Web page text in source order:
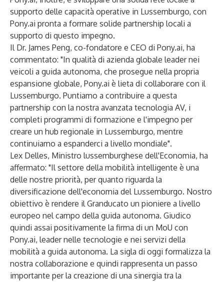
supporto delle capacità operative in Lussemburgo, con
Pony.ai pronta a formare solide partnership locali a
supporto di questo impegno.
Il Dr. James Peng, co-fondatore e CEO di Pony.ai, ha
commentato: "In qualità di azienda globale leader nei
veicoli a guida autonoma, che prosegue nella propria
espansione globale, Pony.ai è lieta di collaborare con il
Lussemburgo. Puntiamo a contribuire a questa
partnership con la nostra avanzata tecnologia AV, i
completi programmi di formazione e l'impegno per
creare un hub regionale in Lussemburgo, mentre
continuiamo a espanderci a livello mondiale".
Lex Delles, Ministro lussemburghese dell'Economia, ha
affermato: "Il settore della mobilità intelligente è una
delle nostre priorità, per quanto riguarda la
diversificazione dell'economia del Lussemburgo. Nostro
obiettivo è rendere il Granducato un pioniere a livello
europeo nel campo della guida autonoma. Giudico
quindi assai positivamente la firma di un MoU con
Pony.ai, leader nelle tecnologie e nei servizi della
mobilità a guida autonoma. La sigla di oggi formalizza la
nostra collaborazione e quindi rappresenta un passo
importante per la creazione di una sinergia tra la